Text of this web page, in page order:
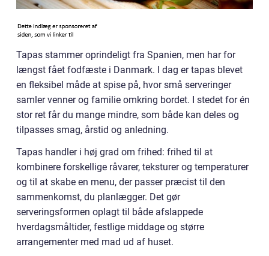
Tapas stammer oprindeligt fra Spanien, men har for
længst fået fodfæste i Danmark. I dag er tapas blevet
en fleksibel måde at spise på, hvor små serveringer
samler venner og familie omkring bordet. I stedet for én
stor ret får du mange mindre, som både kan deles og
tilpasses smag, årstid og anledning.
Tapas handler i høj grad om frihed: frihed til at
kombinere forskellige råvarer, teksturer og temperaturer
og til at skabe en menu, der passer præcist til den
sammenkomst, du planlægger. Det gør
serveringsformen oplagt til både afslappede
hverdagsmåltider, festlige middage og større
arrangementer med mad ud af huset.